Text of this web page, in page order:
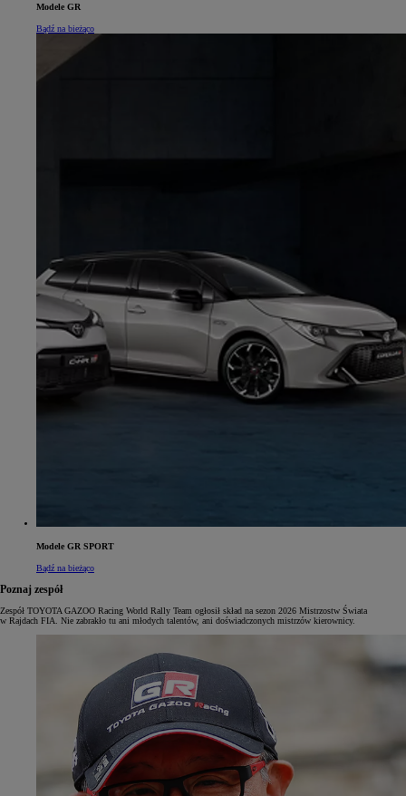
Modele GR
Bądź na bieżąco
Modele GR SPORT
Bądź na bieżąco
Poznaj zespół
Zespół TOYOTA GAZOO Racing World Rally Team ogłosił skład na sezon 2026 Mistrzostw Świata
w Rajdach FIA. Nie zabrakło tu ani młodych talentów, ani doświadczonych mistrzów kierownicy.